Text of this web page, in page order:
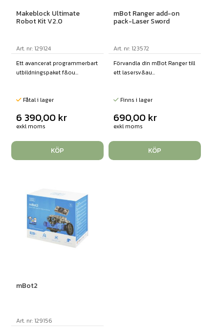
Makeblock Ultimate
Robot Kit V2.0
Art. nr: 129124
Ett avancerat programmerbart
utbildningspaket f&ou...
Fåtal i lager
6 390,00 kr
exkl moms
KÖP
mBot Ranger add-on
pack-Laser Sword
Art. nr: 123572
Förvandla din mBot Ranger till
ett lasersv&au...
Finns i lager
690,00 kr
exkl moms
KÖP
mBot2
Art. nr: 129156